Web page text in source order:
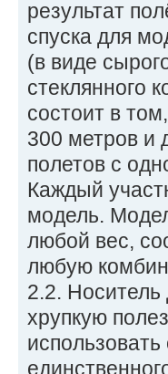
результат
спуска для
(в виде
стеклянного
состоит в
300 метров и
полетов с
Каждый
модель.
любой вес,
любую
2.2.
хрупкую